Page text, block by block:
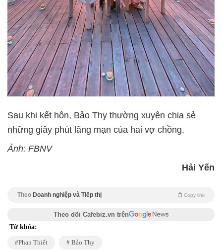
Sau khi kết hôn, Bảo Thy thường xuyên chia sẻ
những giây phút lãng mạn của hai vợ chồng.
Ảnh: FBNV
Hải Yến
Theo Doanh nghiệp và Tiếp thị Copy link
Theo dõi Cafebiz.vn trên
Từ khóa:
Phan Thiết Bảo Thy